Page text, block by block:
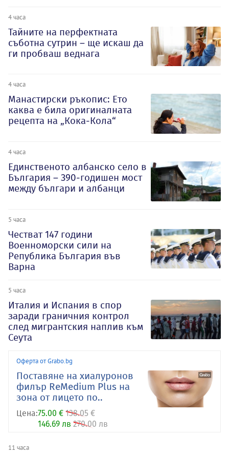
4 часа
Тайните на перфектната
съботна сутрин – ще искаш да
ги пробваш веднага
4 часа
Манастирски ръкопис: Ето
каква е била оригиналната
рецепта на „Кока-Кола“
4 часа
Единственото албанско село в
България – 390-годишен мост
между българи и албанци
5 часа
Честват 147 години
Военноморски сили на
Република България във
Варна
5 часа
Италия и Испания в спор
заради граничния контрол
след мигрантския наплив към
Сеута
Оферта от Grabo.bg
Поставяне на хиалуронов
филър ReMedium Plus на
зона от лицето по..
Цена:75.00 € 138.05 €
146.69 лв 270.00 лв
11 часа